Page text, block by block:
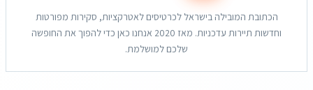
הכתובת המובילה בישראל לכרטיסים לאטרקציות, סקירות מפורטות
וחדשות תיירות עדכניות. מאז 2020 אנחנו כאן כדי להפוך את החופשה
שלכם למושלמת.